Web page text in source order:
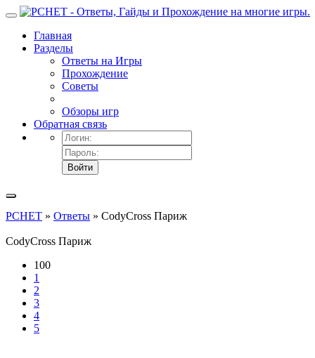
Главная
Разделы
Ответы на Игры
Прохождение
Советы
Обзоры игр
Обратная связь
Войти
PCHET » Ответы » CodyCross Париж
CodyCross Париж
100
1
2
3
4
5